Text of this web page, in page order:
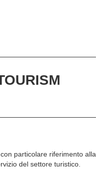
particolare riferimento alla
del settore turistico.